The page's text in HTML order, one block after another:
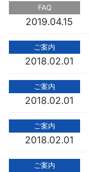
FAQ
2019.04.15
ご案内
2018.02.01
ご案内
2018.02.01
ご案内
2018.02.01
ご案内